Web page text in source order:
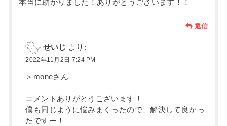
本当に助かりました！ありがとうございます！！
返信
せいじ より:
2022年11月2日 7:24 PM
＞moneさん
コメントありがとうございます！
僕も同じように悩みまくったので、解決して良かっ
たですー！